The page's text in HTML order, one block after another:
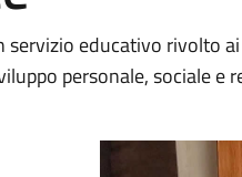
servizio educativo rivolto
personale, sociale e